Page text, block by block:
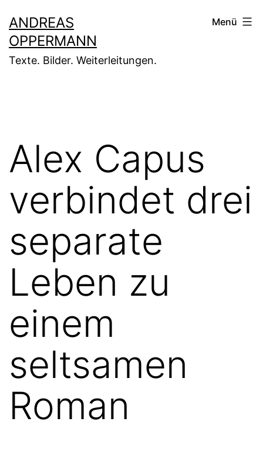
Inhalt
springen
ANDREAS
OPPERMANN
Texte. Bilder. Weiterleitungen.
Menü
Alex Capus
verbindet drei
separate
Leben zu
einem
seltsamen
Roman